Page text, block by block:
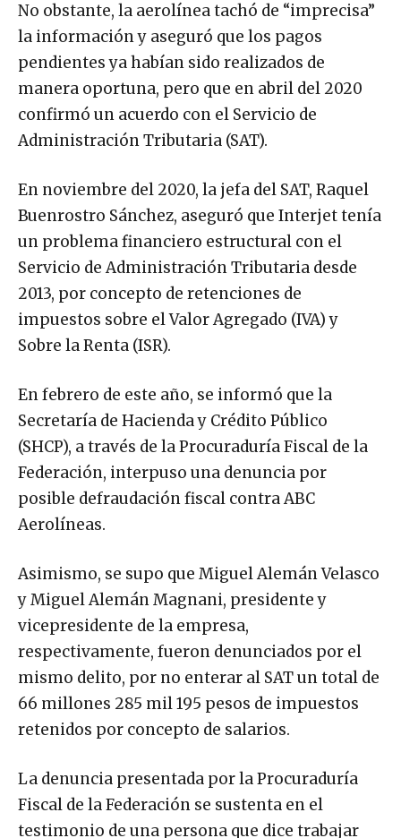
No obstante, la aerolínea tachó de “imprecisa”
la información y aseguró que los pagos
pendientes ya habían sido realizados de
manera oportuna, pero que en abril del 2020
confirmó un acuerdo con el Servicio de
Administración Tributaria (SAT).
En noviembre del 2020, la jefa del SAT, Raquel
Buenrostro Sánchez, aseguró que Interjet tenía
un problema financiero estructural con el
Servicio de Administración Tributaria desde
2013, por concepto de retenciones de
impuestos sobre el Valor Agregado (IVA) y
Sobre la Renta (ISR).
En febrero de este año, se informó que la
Secretaría de Hacienda y Crédito Público
(SHCP), a través de la Procuraduría Fiscal de la
Federación, interpuso una denuncia por
posible defraudación fiscal contra ABC
Aerolíneas.
Asimismo, se supo que Miguel Alemán Velasco
y Miguel Alemán Magnani, presidente y
vicepresidente de la empresa,
respectivamente, fueron denunciados por el
mismo delito, por no enterar al SAT un total de
66 millones 285 mil 195 pesos de impuestos
retenidos por concepto de salarios.
La denuncia presentada por la Procuraduría
Fiscal de la Federación se sustenta en el
testimonio de una persona que dice trabajar